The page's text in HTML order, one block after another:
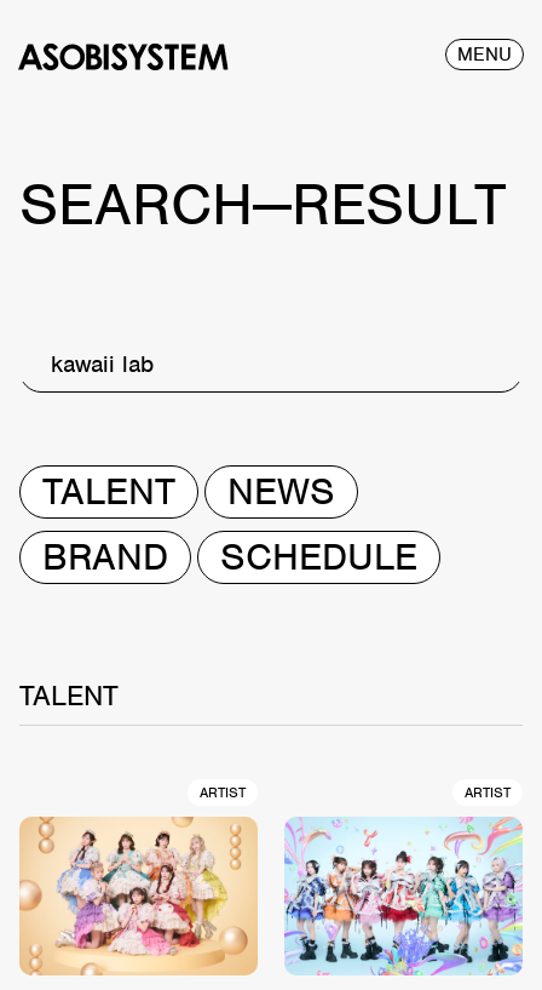
MENU
SEARCH—RESULT
kawaii lab
TALENT
NEWS
BRAND
SCHEDULE
TALENT
ARTIST ARTIST